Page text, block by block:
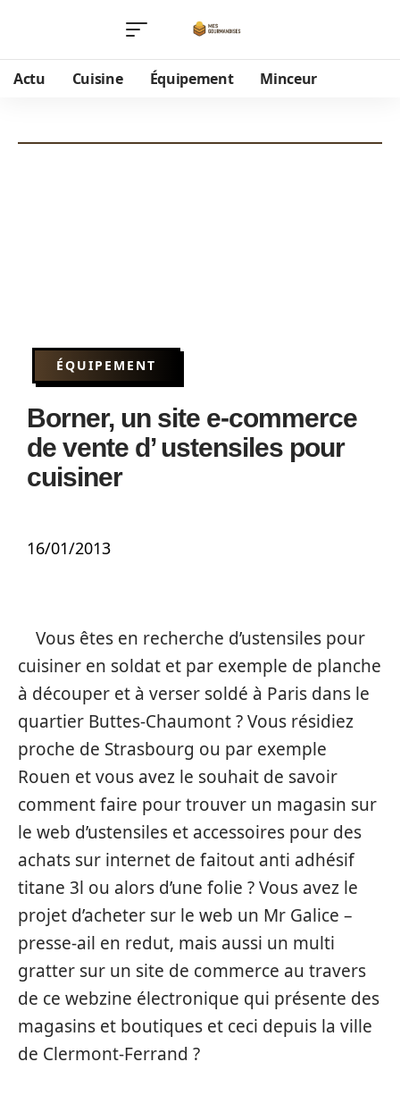
Actu Cuisine Équipement Minceur
ÉQUIPEMENT
Borner, un site e-commerce
de vente d’ ustensiles pour
cuisiner
16/01/2013
Vous êtes en recherche d’ustensiles pour
cuisiner en soldat et par exemple de planche
à découper et à verser soldé à Paris dans le
quartier Buttes-Chaumont ? Vous résidiez
proche de Strasbourg ou par exemple
Rouen et vous avez le souhait de savoir
comment faire pour trouver un magasin sur
le web d’ustensiles et accessoires pour des
achats sur internet de faitout anti adhésif
titane 3l ou alors d’une folie ? Vous avez le
projet d’acheter sur le web un Mr Galice –
presse-ail en redut, mais aussi un multi
gratter sur un site de commerce au travers
de ce webzine électronique qui présente des
magasins et boutiques et ceci depuis la ville
de Clermont-Ferrand ?